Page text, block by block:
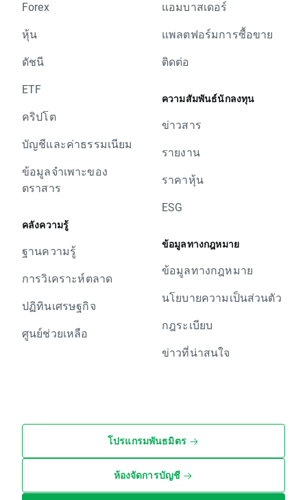
Forex
หุ้น
ดัชนี
ETF
คริปโต
บัญชีและค่าธรรมเนียม
ข้อมูลจำเพาะของ
ตราสาร
คลังความรู้
ฐานความรู้
การวิเคราะห์ตลาด
ปฏิทินเศรษฐกิจ
ศูนย์ช่วยเหลือ
แอมบาสเดอร์
แพลตฟอร์มการซื้อขาย
ติดต่อ
ความสัมพันธ์นักลงทุน
ข่าวสาร
รายงาน
ราคาหุ้น
ESG
ข้อมูลทางกฎหมาย
ข้อมูลทางกฎหมาย
นโยบายความเป็นส่วนตัว
กฎระเบียบ
ข่าวที่น่าสนใจ
โปรแกรมพันธมิตร
ห้องจัดการบัญชี